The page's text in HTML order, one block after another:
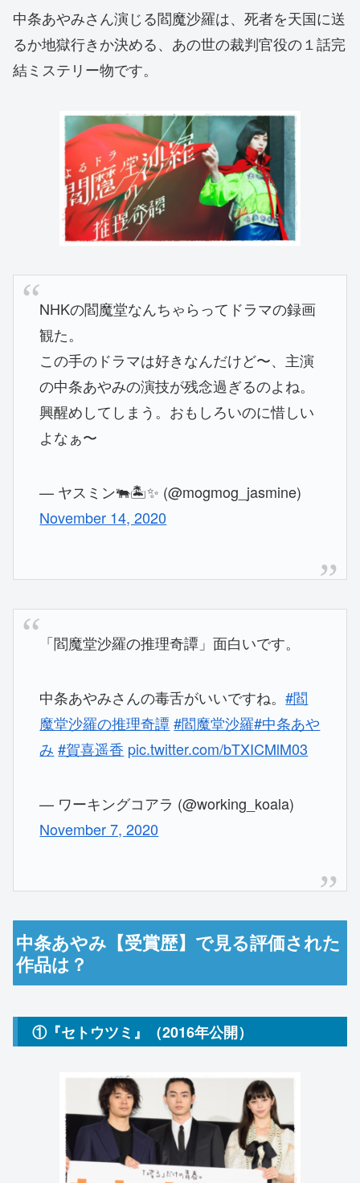
中条あやみさん演じる閻魔沙羅は、死者を天国に送
るか地獄行きか決める、あの世の裁判官役の１話完
結ミステリー物です。
NHKの閻魔堂なんちゃらってドラマの録画
観た。
この手のドラマは好きなんだけど〜、主演
の中条あやみの演技が残念過ぎるのよね。
興醒めしてしまう。おもしろいのに惜しい
よなぁ〜
— ヤスミン🐃🏝✨ (@mogmog_jasmine)
November 14, 2020
「閻魔堂沙羅の推理奇譚」面白いです。
中条あやみさんの毒舌がいいですね。#閻
魔堂沙羅の推理奇譚 #閻魔堂沙羅#中条あや
み #賀喜遥香 pic.twitter.com/bTXICMlM03
— ワーキングコアラ (@working_koala)
November 7, 2020
中条あやみ【受賞歴】で見る評価された
作品は？
①『セトウツミ』（2016年公開）